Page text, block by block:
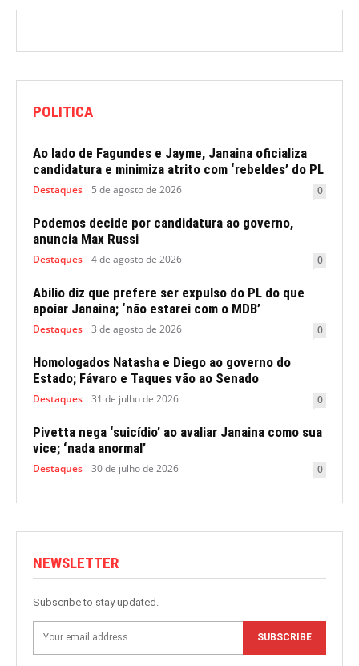
POLITICA
Ao lado de Fagundes e Jayme, Janaina oficializa
candidatura e minimiza atrito com ‘rebeldes’ do PL
Destaques 5 de agosto de 2026 0
Podemos decide por candidatura ao governo,
anuncia Max Russi
Destaques 4 de agosto de 2026 0
Abilio diz que prefere ser expulso do PL do que
apoiar Janaina; ‘não estarei com o MDB’
Destaques 3 de agosto de 2026 0
Homologados Natasha e Diego ao governo do
Estado; Fávaro e Taques vão ao Senado
Destaques 31 de julho de 2026 0
Pivetta nega ‘suicídio’ ao avaliar Janaina como sua
vice; ‘nada anormal’
Destaques 30 de julho de 2026 0
NEWSLETTER
Subscribe to stay updated.
SUBSCRIBE